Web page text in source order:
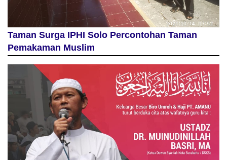
Taman Surga IPHI Solo Percontohan Taman
Pemakaman Muslim